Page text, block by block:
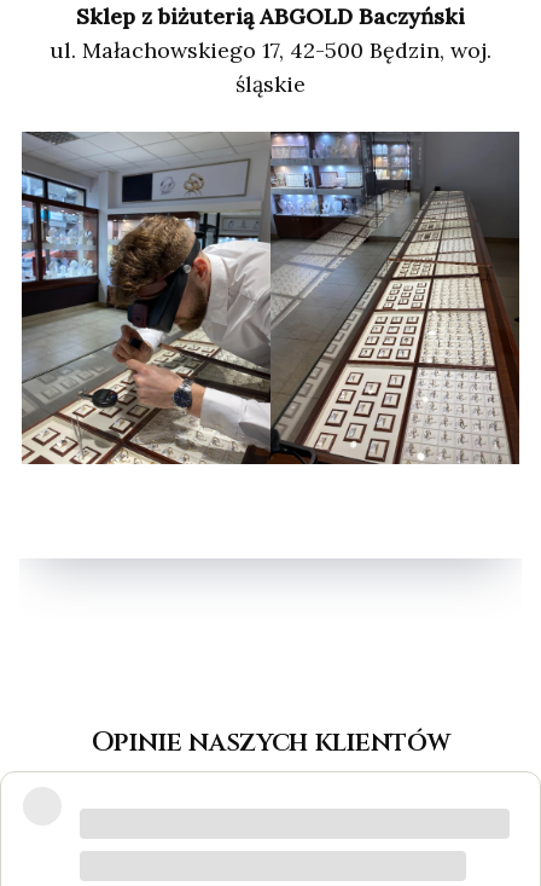
Sklep z biżuterią ABGOLD Baczyński
ul. Małachowskiego 17, 42-500 Będzin, woj.
śląskie
Opinie naszych klientów
odpowiedzi na wszystkie pytania, biżuteria
jest piękna! Ceny bardzo korzystne, na